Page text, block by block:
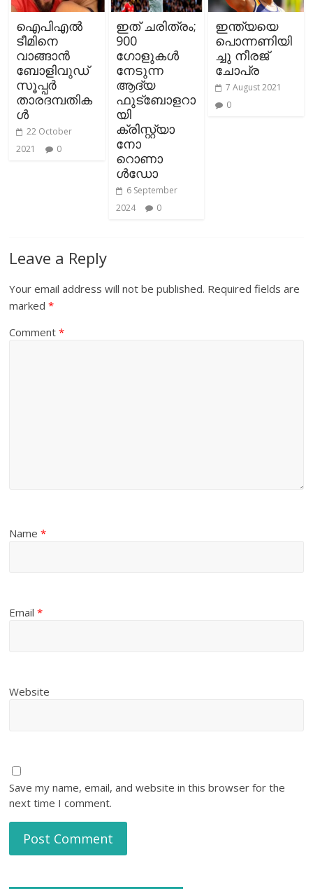
ഐപിഎല്‍
ടീമിനെ
വാങ്ങാന്‍
ബോളിവുഡ്
സൂപ്പര്‍
താരദമ്പതിക
ള്‍
22 October
2021
0
ഇത് ചരിത്രം;
900
ഗോളുകള്‍
നേടുന്ന
ആദ്യ
ഫുട്ബോളറാ
യി
ക്രിസ്റ്റ്യാ
നോ
റൊണാ
ള്‍ഡോ
6 September
2024
0
ഇന്ത്യയെ
പൊന്നണിയി
ച്ചു നീരജ്
ചോപ്ര
7 August 2021
0
Leave a Reply
Your email address will not be published. Required fields are
marked*
Comment*
Name*
Email*
Website
Save my name, email, and website in this browser for the
next time I comment.